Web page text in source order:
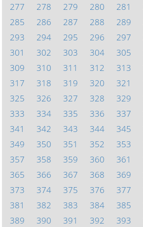
277
278 279 280 281
285
286 287 288 289
293
294 295 296 297
301
302 303 304 305
309
310 311 312 313
317
318 319 320 321
325
326 327 328 329
333
334 335 336 337
341
342 343 344 345
349
350 351 352 353
357
358 359 360 361
365
366 367 368 369
373
374 375 376 377
381
382 383 384 385
389
390 391 392 393